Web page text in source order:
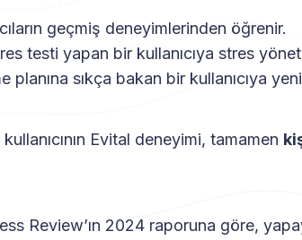
geçmiş deneyimlerinden öğrenir.
testi yapan bir kullanıcıya stres
planına sıkça bakan bir kullanıcıya
Evital deneyimi, tamamen
Review’ın 2024 raporuna göre,